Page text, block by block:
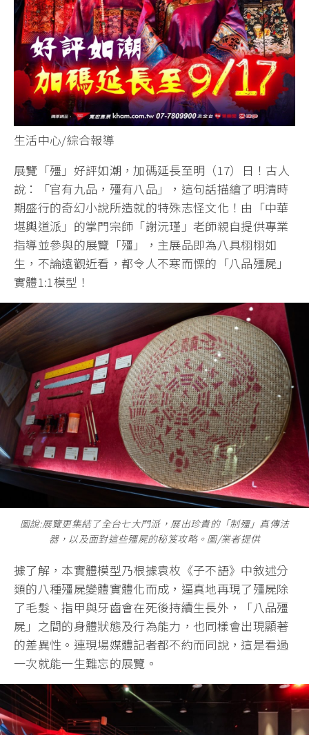
生活中心/綜合報導
展覽「殭」好評如潮，加碼延長至明（17）日！古人
說：「官有九品，殭有八品」，這句話描繪了明清時
期盛行的奇幻小說所造就的特殊志怪文化！由「中華
堪輿道派」的掌門宗師「謝沅瑾」老師親自提供專業
指導並參與的展覽「殭」，主展品即為八具栩栩如
生，不論遠觀近看，都令人不寒而慄的「八品殭屍」
實體1:1模型！
圖說:展覽更集結了全台七大門派，展出珍貴的「制殭」真傳法
器，以及面對這些殭屍的秘笈攻略。圖/業者提供
據了解，本實體模型乃根據袁枚《子不語》中敘述分
類的八種殭屍變體實體化而成，逼真地再現了殭屍除
了毛髮、指甲與牙齒會在死後持續生長外，「八品殭
屍」之間的身體狀態及行為能力，也同樣會出現顯著
的差異性。連現場媒體記者都不約而同說，這是看過
一次就能一生難忘的展覽。